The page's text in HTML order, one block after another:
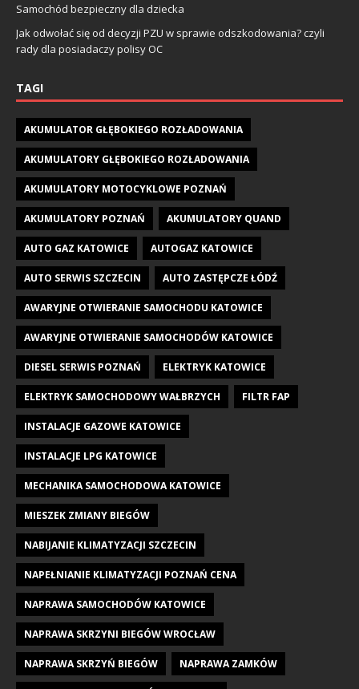
Samochód bezpieczny dla dziecka
Jak odwołać się od decyzji PZU w sprawie odszkodowania? czyli
rady dla posiadaczy polisy OC
TAGI
AKUMULATOR GŁĘBOKIEGO ROZŁADOWANIA
AKUMULATORY GŁĘBOKIEGO ROZŁADOWANIA
AKUMULATORY MOTOCYKLOWE POZNAŃ
AKUMULATORY POZNAŃ AKUMULATORY QUAND
AUTO GAZ KATOWICE AUTOGAZ KATOWICE
AUTO SERWIS SZCZECIN AUTO ZASTĘPCZE ŁÓDŹ
AWARYJNE OTWIERANIE SAMOCHODU KATOWICE
AWARYJNE OTWIERANIE SAMOCHODÓW KATOWICE
DIESEL SERWIS POZNAŃ ELEKTRYK KATOWICE
ELEKTRYK SAMOCHODOWY WAŁBRZYCH FILTR FAP
INSTALACJE GAZOWE KATOWICE
INSTALACJE LPG KATOWICE
MECHANIKA SAMOCHODOWA KATOWICE
MIESZEK ZMIANY BIEGÓW
NABIJANIE KLIMATYZACJI SZCZECIN
NAPEŁNIANIE KLIMATYZACJI POZNAŃ CENA
NAPRAWA SAMOCHODÓW KATOWICE
NAPRAWA SKRZYNI BIEGÓW WROCŁAW
NAPRAWA SKRZYŃ BIEGÓW NAPRAWA ZAMKÓW